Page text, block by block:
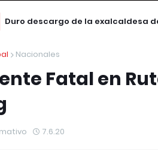
Duro descargo de la exalcaldesa
Nacionales
Fatal en
7.6.20